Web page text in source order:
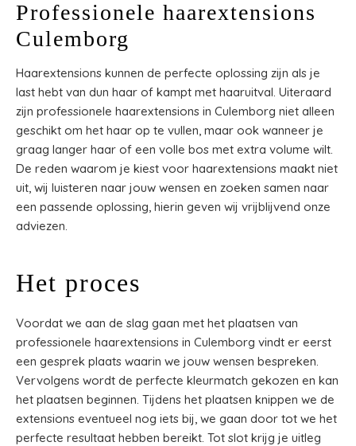
Home»Professionele haarextensions Culemborg
Professionele haarextensions
Culemborg
Haarextensions kunnen de perfecte oplossing zijn als je
last hebt van dun haar of kampt met haaruitval. Uiteraard
zijn professionele haarextensions in Culemborg niet alleen
geschikt om het haar op te vullen, maar ook wanneer je
graag langer haar of een volle bos met extra volume wilt.
De reden waarom je kiest voor haarextensions maakt niet
uit, wij luisteren naar jouw wensen en zoeken samen naar
een passende oplossing, hierin geven wij vrijblijvend onze
adviezen.
Het proces
Voordat we aan de slag gaan met het plaatsen van
professionele haarextensions in Culemborg vindt er eerst
een gesprek plaats waarin we jouw wensen bespreken.
Vervolgens wordt de perfecte kleurmatch gekozen en kan
het plaatsen beginnen. Tijdens het plaatsen knippen we de
extensions eventueel nog iets bij, we gaan door tot we het
perfecte resultaat hebben bereikt. Tot slot krijg je uitleg